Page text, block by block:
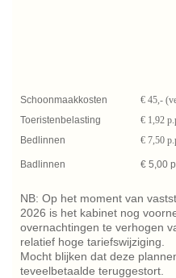
Schoonmaakkosten
€ 45,-
Toeristenbelasting
€ 1,92
Bedlinnen
Badlinnen
€ 7,50
€ 5,00
NB: Op het moment van
2026 is het kabinet nog
overnachtingen te verhogen
relatief hoge tariefswijziging.
Mocht blijken dat deze
teveelbetaalde teruggestort.